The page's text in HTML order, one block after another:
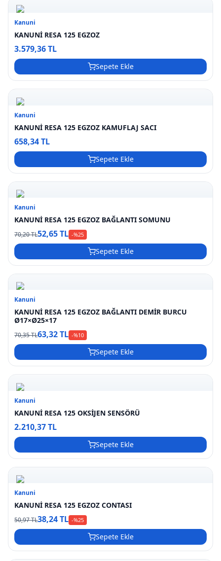
Kanuni
KANUNİ RESA 125 EGZOZ
3.579,36 TL
Sepete Ekle
Kanuni
KANUNİ RESA 125 EGZOZ KAMUFLAJ SACI
658,34 TL
Sepete Ekle
Kanuni
KANUNİ RESA 125 EGZOZ BAĞLANTI SOMUNU
70,20 TL52,65 TL -%25
Sepete Ekle
Kanuni
KANUNİ RESA 125 EGZOZ BAĞLANTI DEMİR BURCU
Ø17×Ø25×17
70,35 TL63,32 TL -%10
Sepete Ekle
Kanuni
KANUNİ RESA 125 OKSİJEN SENSÖRÜ
2.210,37 TL
Sepete Ekle
Kanuni
KANUNİ RESA 125 EGZOZ CONTASI
50,97 TL38,24 TL -%25
Sepete Ekle